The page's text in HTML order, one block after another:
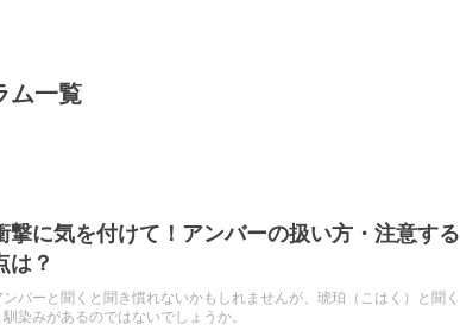
ム一覧
撃に気を付けて！アンバーの扱い方・注意する
は？
ンバーと聞くと聞き慣れないかもしれませんが、琥珀（こはく）と聞く
馴染みがあるのではないでしょうか。